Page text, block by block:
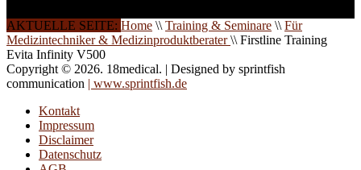
AKTUELLE SEITE: Home \\ Training & Seminare \\ Für
Medizintechniker & Medizinproduktberater\\ Firstline Training
Evita Infinity V500
Copyright © 2026. 18medical. | Designed by sprintfish
communication | www.sprintfish.de
Kontakt
Impressum
Disclaimer
Datenschutz